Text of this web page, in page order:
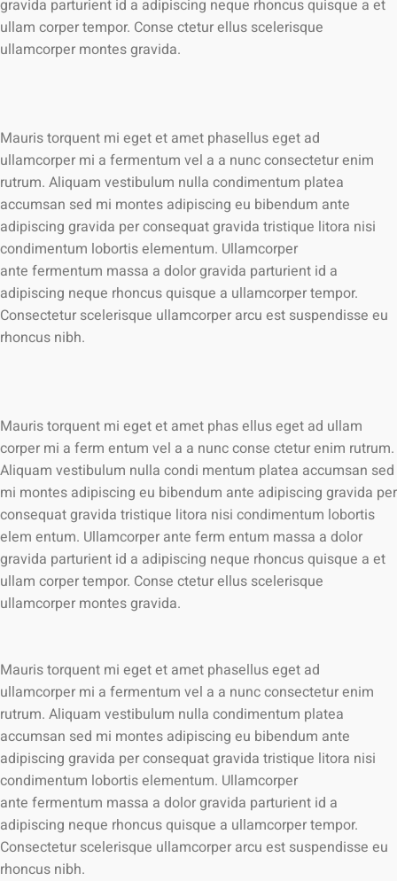
gravida parturient id a adipiscing neque rhoncus quisque a et
ullam corper tempor. Conse ctetur ellus scelerisque
ullamcorper montes gravida.
Mauris torquent mi eget et amet phasellus eget ad
ullamcorper mi a fermentum vel a a nunc consectetur enim
rutrum. Aliquam vestibulum nulla condimentum platea
accumsan sed mi montes adipiscing eu bibendum ante
adipiscing gravida per consequat gravida tristique litora nisi
condimentum lobortis elementum. Ullamcorper
ante fermentum massa a dolor gravida parturient id a
adipiscing neque rhoncus quisque a ullamcorper tempor.
Consectetur scelerisque ullamcorper arcu est suspendisse eu
rhoncus nibh.
Mauris torquent mi eget et amet phas ellus eget ad ullam
corper mi a ferm entum vel a a nunc conse ctetur enim rutrum.
Aliquam vestibulum nulla condi mentum platea accumsan sed
mi montes adipiscing eu bibendum ante adipiscing gravida per
consequat gravida tristique litora nisi condimentum lobortis
elem entum. Ullamcorper ante ferm entum massa a dolor
gravida parturient id a adipiscing neque rhoncus quisque a et
ullam corper tempor. Conse ctetur ellus scelerisque
ullamcorper montes gravida.
Mauris torquent mi eget et amet phasellus eget ad
ullamcorper mi a fermentum vel a a nunc consectetur enim
rutrum. Aliquam vestibulum nulla condimentum platea
accumsan sed mi montes adipiscing eu bibendum ante
adipiscing gravida per consequat gravida tristique litora nisi
condimentum lobortis elementum. Ullamcorper
ante fermentum massa a dolor gravida parturient id a
adipiscing neque rhoncus quisque a ullamcorper tempor.
Consectetur scelerisque ullamcorper arcu est suspendisse eu
rhoncus nibh.